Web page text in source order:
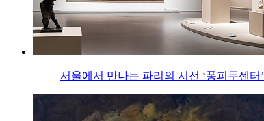
서울에서 만나는 파리의 시선 ‘퐁피두센터’